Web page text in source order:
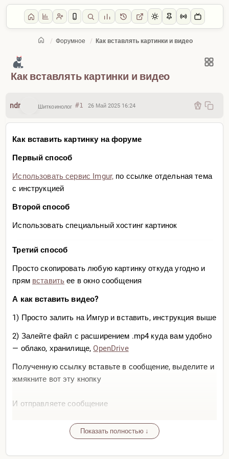
/ Форумное / Как вставлять картинки и видео
Главная
Как вставлять картинки и видео
ndr Шиткоинолог #1 26 Май 2025 16:24
Как вставить картинку на форуме
Первый способ
Использовать сервис Imgur, по ссылке отдельная тема
с инструкцией
Второй способ
Использовать специальный хостинг картинок
Третий способ
Просто скопировать любую картинку откуда угодно и
прям вставить ее в окно сообщения
А как вставить видео?
1) Просто залить на Имгур и вставить, инструкция выше
2) Залейте файл с расширением .mp4 куда вам удобно
— облако, хранилище,OpenDrive
Полученную ссылку вставьте в сообщение, выделите и
жмякните вот эту кнопку
И отправляете сообщение
Показать полностью ↓